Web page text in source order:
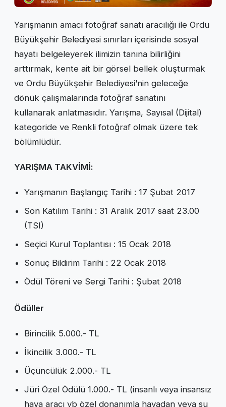
Yarışmanın amacı fotoğraf sanatı aracılığı ile Ordu
Büyükşehir Belediyesi sınırları içerisinde sosyal
hayatı belgeleyerek ilimizin tanına bilirliğini
arttırmak, kente ait bir görsel bellek oluşturmak
ve Ordu Büyükşehir Belediyesi’nin geleceğe
dönük çalışmalarında fotoğraf sanatını
kullanarak anlatmasıdır. Yarışma, Sayısal (Dijital)
kategoride ve Renkli fotoğraf olmak üzere tek
bölümlüdür.
YARIŞMA TAKVİMİ:
Yarışmanın Başlangıç Tarihi : 17 Şubat 2017
Son Katılım Tarihi : 31 Aralık 2017 saat 23.00
(TSI)
Seçici Kurul Toplantısı : 15 Ocak 2018
Sonuç Bildirim Tarihi : 22 Ocak 2018
Ödül Töreni ve Sergi Tarihi : Şubat 2018
Ödüller
Birincilik 5.000.- TL
İkincilik 3.000.- TL
Üçüncülük 2.000.- TL
Jüri Özel Ödülü 1.000.- TL (insanlı veya insansız
hava aracı vb özel donanımla havadan veya su